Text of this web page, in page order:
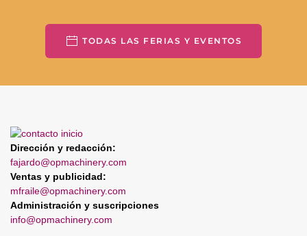
TODAS LAS FERIAS Y EVENTOS
Dirección y redacción:
fajardo@opmachinery.com
Ventas y publicidad:
mfraile@opmachinery.com
Administración y suscripciones
info@opmachinery.com